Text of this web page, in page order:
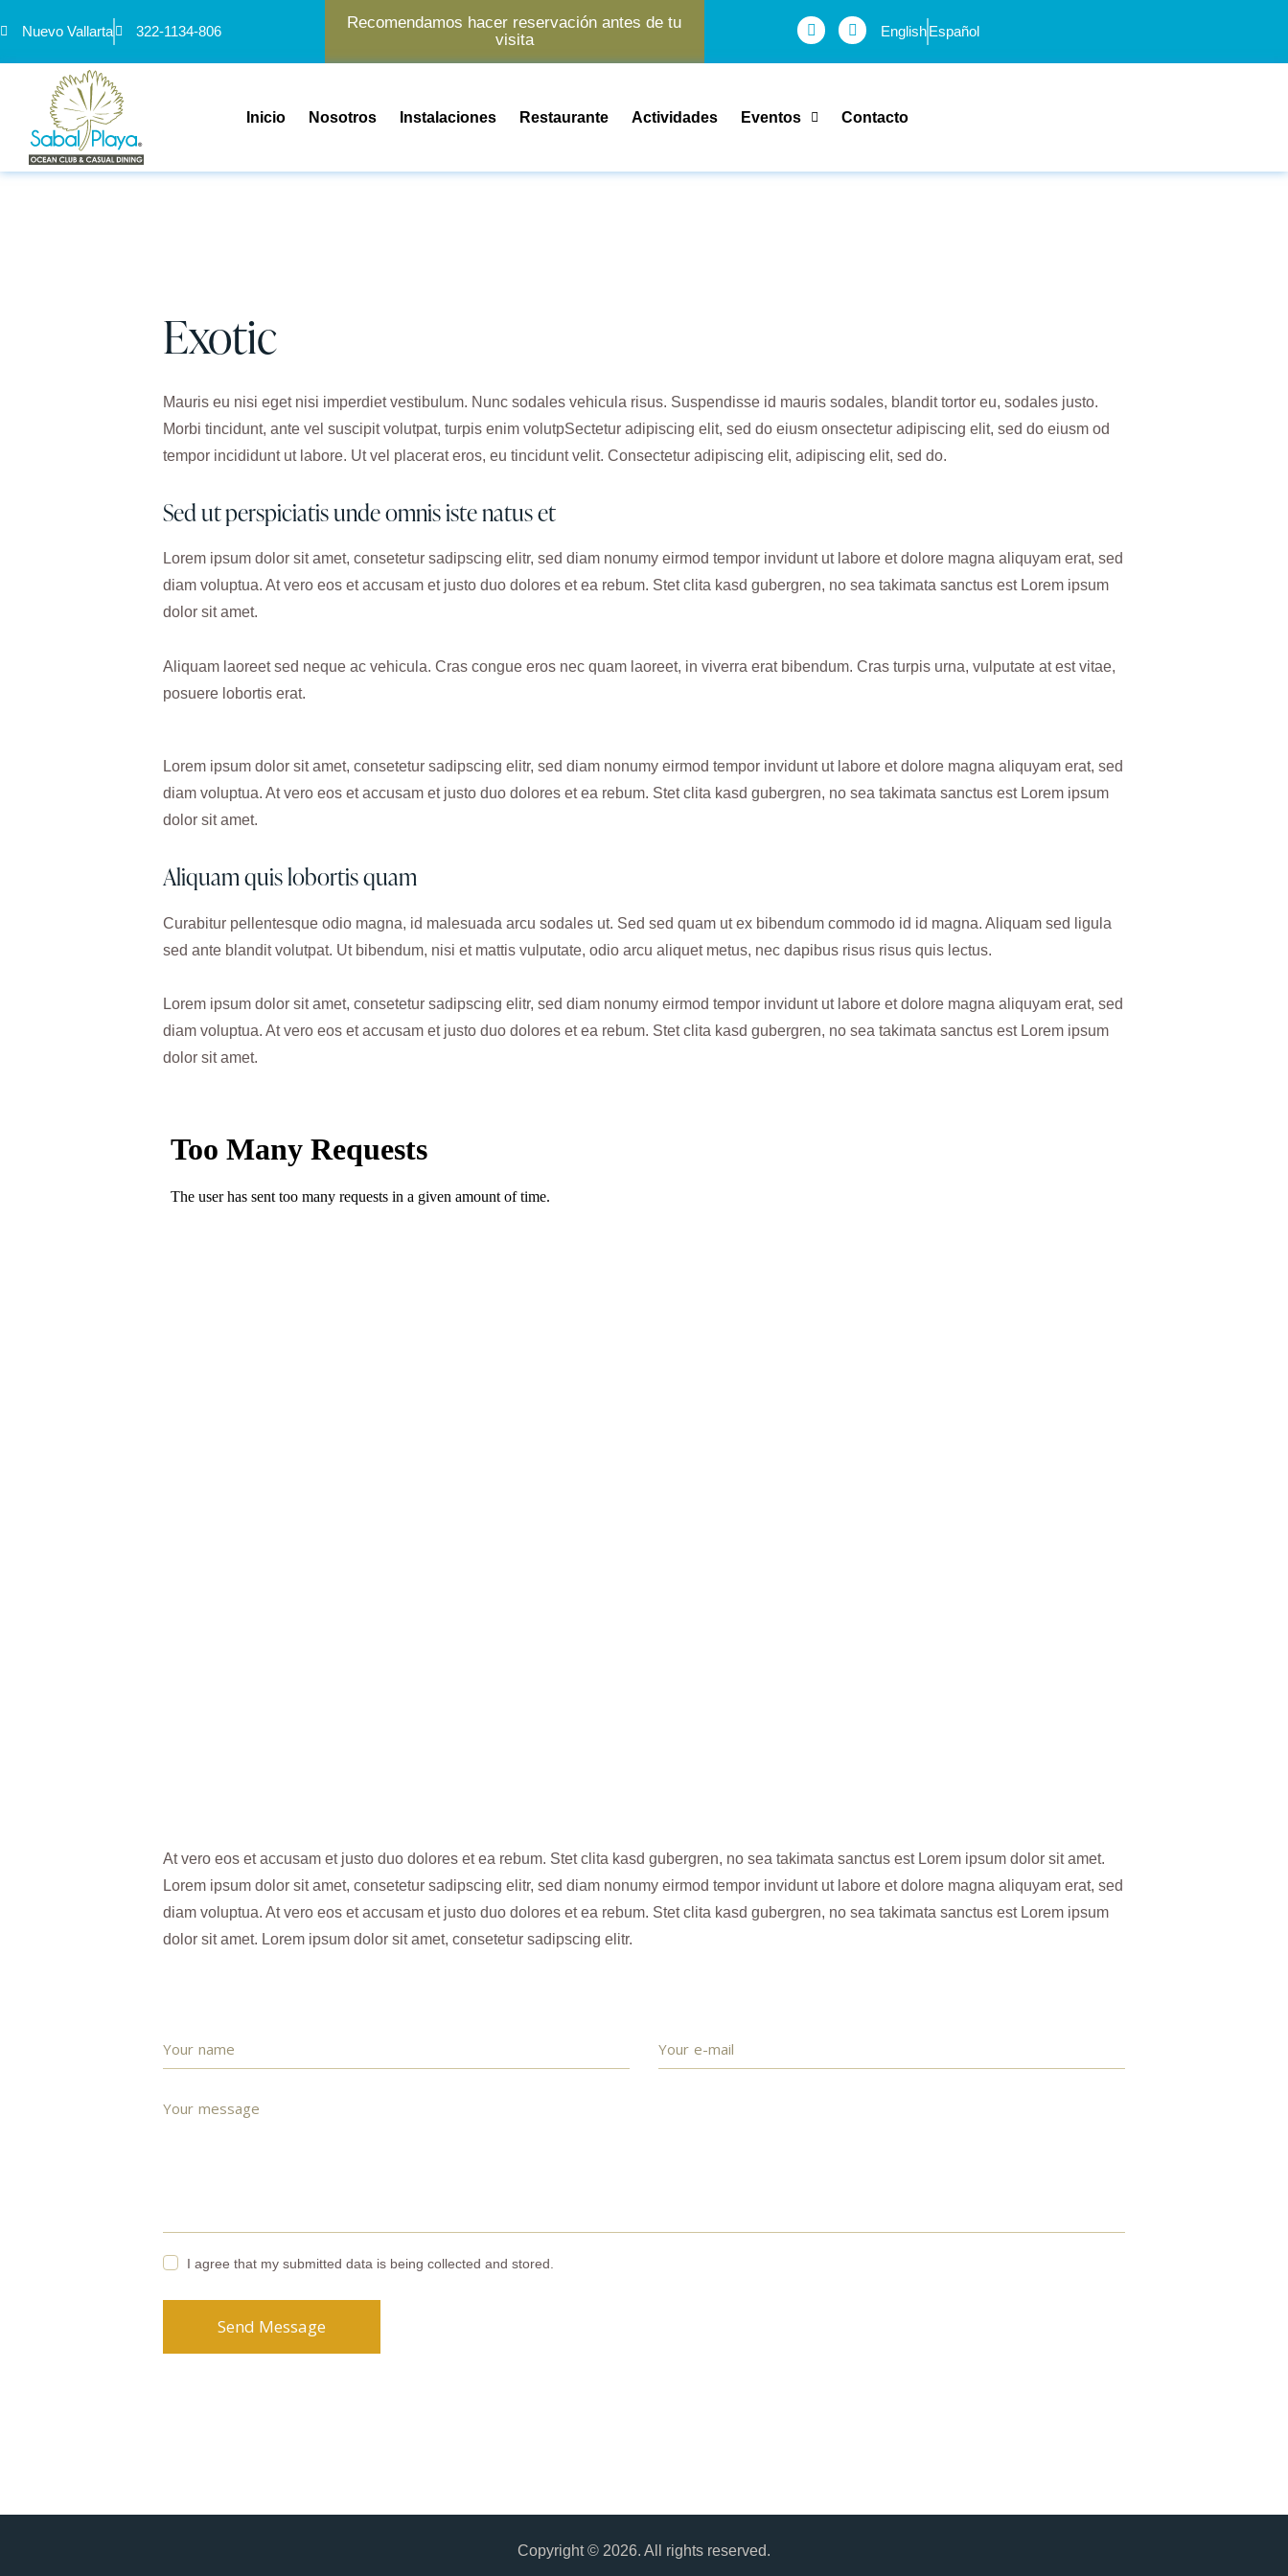
Nuevo Vallarta 322-1134-806
Recomendamos hacer reservación antes de tu
visita
EnglishEspañol
Inicio Nosotros Instalaciones Restaurante Actividades Eventos Contacto
Exotic
Mauris eu nisi eget nisi imperdiet vestibulum. Nunc sodales vehicula risus. Suspendisse id mauris sodales, blandit tortor eu, sodales justo.
Morbi tincidunt, ante vel suscipit volutpat, turpis enim volutpSectetur adipiscing elit, sed do eiusm onsectetur adipiscing elit, sed do eiusm od
tempor incididunt ut labore. Ut vel placerat eros, eu tincidunt velit. Consectetur adipiscing elit, adipiscing elit, sed do.
Sed ut perspiciatis unde omnis iste natus et
Lorem ipsum dolor sit amet, consetetur sadipscing elitr, sed diam nonumy eirmod tempor invidunt ut labore et dolore magna aliquyam erat, sed
diam voluptua. At vero eos et accusam et justo duo dolores et ea rebum. Stet clita kasd gubergren, no sea takimata sanctus est Lorem ipsum
dolor sit amet.
Aliquam laoreet sed neque ac vehicula. Cras congue eros nec quam laoreet, in viverra erat bibendum. Cras turpis urna, vulputate at est vitae,
posuere lobortis erat.
Lorem ipsum dolor sit amet, consetetur sadipscing elitr, sed diam nonumy eirmod tempor invidunt ut labore et dolore magna aliquyam erat, sed
diam voluptua. At vero eos et accusam et justo duo dolores et ea rebum. Stet clita kasd gubergren, no sea takimata sanctus est Lorem ipsum
dolor sit amet.
Aliquam quis lobortis quam
Curabitur pellentesque odio magna, id malesuada arcu sodales ut. Sed sed quam ut ex bibendum commodo id id magna. Aliquam sed ligula
sed ante blandit volutpat. Ut bibendum, nisi et mattis vulputate, odio arcu aliquet metus, nec dapibus risus risus quis lectus.
Lorem ipsum dolor sit amet, consetetur sadipscing elitr, sed diam nonumy eirmod tempor invidunt ut labore et dolore magna aliquyam erat, sed
diam voluptua. At vero eos et accusam et justo duo dolores et ea rebum. Stet clita kasd gubergren, no sea takimata sanctus est Lorem ipsum
dolor sit amet.
At vero eos et accusam et justo duo dolores et ea rebum. Stet clita kasd gubergren, no sea takimata sanctus est Lorem ipsum dolor sit amet.
Lorem ipsum dolor sit amet, consetetur sadipscing elitr, sed diam nonumy eirmod tempor invidunt ut labore et dolore magna aliquyam erat, sed
diam voluptua. At vero eos et accusam et justo duo dolores et ea rebum. Stet clita kasd gubergren, no sea takimata sanctus est Lorem ipsum
dolor sit amet. Lorem ipsum dolor sit amet, consetetur sadipscing elitr.
I agree that my submitted data is being collected and stored.
Send Message
Copyright © 2026. All rights reserved.